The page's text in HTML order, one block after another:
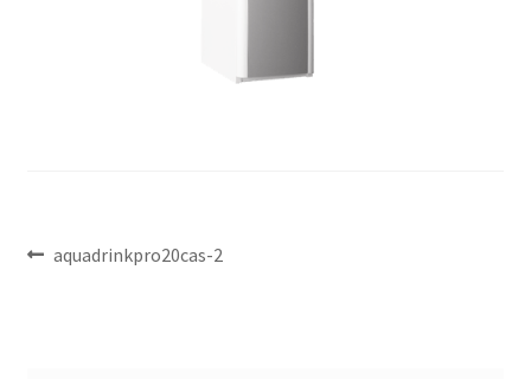
Nawigacja
Poprzedni
aquadrinkpro20cas-2